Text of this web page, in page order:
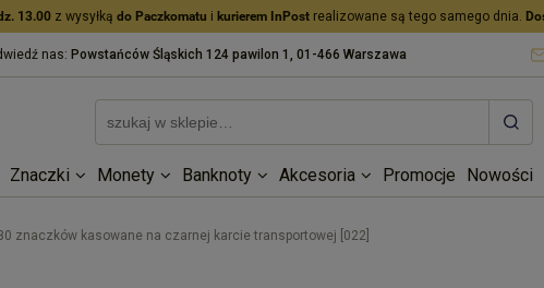
13.00 z wysyłką do Paczkomatu i kurierem InPost realizowane są tego samego dnia.
nas: Powstańców Śląskich 124 pawilon 1, 01-466 Warszawa
Znaczki Monety Banknoty Akcesoria Promocje Nowości
znaczków kasowane na czarnej karcie transportowej [022]